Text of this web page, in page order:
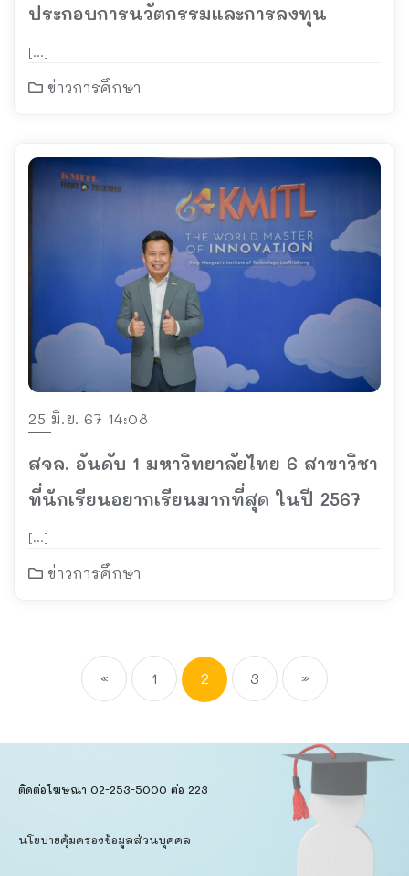
ประกอบการนวัตกรรมและการลงทุน
[…]
ข่าวการศึกษา
25 มิ.ย. 67 14:08
สจล. อันดับ 1 มหาวิทยาลัยไทย 6 สาขาวิชา
ที่นักเรียนอยากเรียนมากที่สุด ในปี 2567
[…]
ข่าวการศึกษา
« 1 2 3 »
ติดต่อโฆษณา 02-253-5000​ ต่อ 223
นโยบายคุ้มครองข้อมูลส่วนบุคคล​